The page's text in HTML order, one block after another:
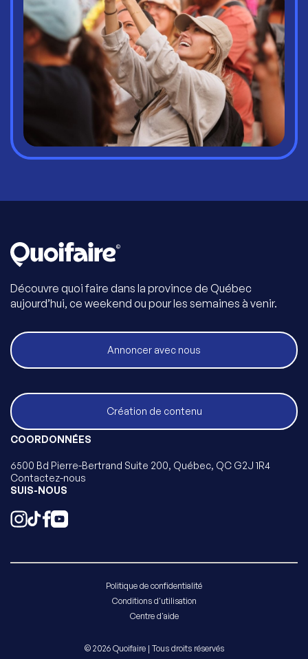
Découvre quoi faire dans la province de Québec
aujourd’hui, ce weekend ou pour les semaines à venir.
Annoncer avec nous
Création de contenu
COORDONNÉES
6500 Bd Pierre-Bertrand Suite 200, Québec, QC G2J 1R4
Contactez-nous
SUIS-NOUS
Politique de confidentialité
Conditions d'utilisation
Centre d'aide
© 2026 Quoifaire | Tous droits réservés